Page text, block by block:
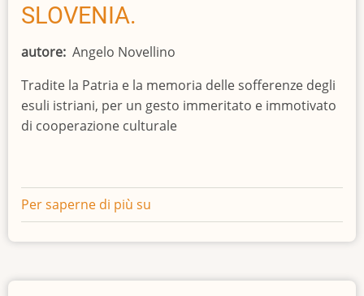
SLOVENIA.
autore Angelo Novellino
Tradite la Patria e la memoria delle sofferenze degli
esuli istriani, per un gesto immeritato e immotivato
di cooperazione culturale
Per saperne di più su
PALA
DEL
“RESTITUITA”